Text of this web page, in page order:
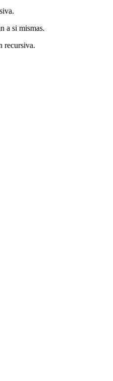
a si mismas.
recursiva.